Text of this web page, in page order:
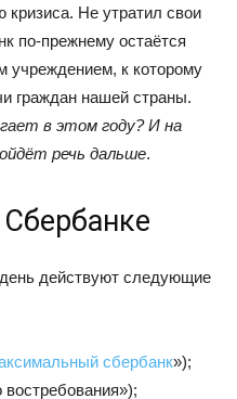
Не утратил свои
по-прежнему остаётся
к которому
граждан нашей страны.
в этом году? И на
речь дальше.
действуют следующие
сбербанк»);